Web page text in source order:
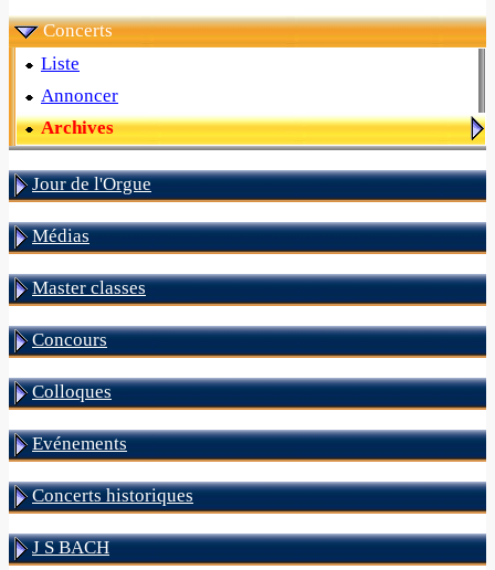
Concerts
Liste
Annoncer
Archives
Jour de l'Orgue
Médias
Master classes
Concours
Colloques
Evénements
Concerts historiques
J S BACH